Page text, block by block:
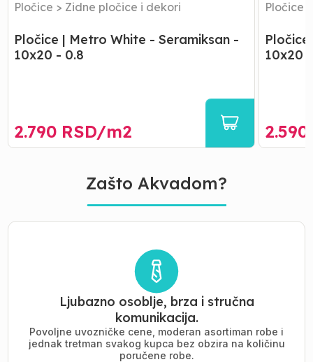
Pločice > Zidne pločice i dekori
Pločice | Metro White - Seramiksan -
10x20 - 0.8
2.790 RSD/m2
Pločice
10x20
2.590
Zašto Akvadom?
Ljubazno osoblje, brza i stručna
komunikacija.
Povoljne uvozničke cene, moderan asortiman robe i
jednak tretman svakog kupca bez obzira na količinu
poručene robe.